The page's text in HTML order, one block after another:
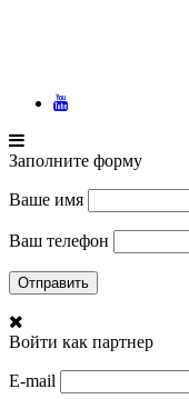
Заполните форму
Ваше имя
Ваш телефон
Войти как партнер
E-mail